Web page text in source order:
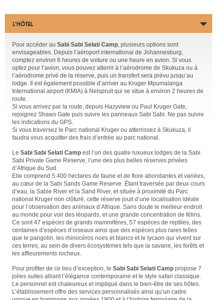
L’HÔTEL
Pour accéder au Sabi Sabi Selati Camp, plusieurs options sont
envisageables. Depuis l’aéroport international de Johannesburg,
comptez environ 6 heures de voiture ou une heure en avion. Si vous
optez pour l’avion, vous pouvez atterrir à l’aérodrome de Skukuza ou à
l’aérodrome privé de la réserve, puis un transfert sera prévu jusqu’au
lodge. Il est également possible d’arriver au Kruger Mpumalanga
International airport (KMIA) à Nelspruit qui se situe à environ 2 heures de
route.
Si vous arrivez par la route, depuis Hazyview ou Paul Kruger Gate,
rejoignez Shaws Gate puis suivre les panneaux Sabi Sabi. Ne pas suivre
les indications du GPS.
Si vous traversez le Parc national Kruger ou atterrissez à Skukuza, il
faudra vous acquitter des frais d’entrée au parc national.
Le Sabi Sabi Selati Camp est l’un des quatre luxueux lodges de la Sabi
Sabi Private Game Reserve, l’une des plus belles réserves privées
d’Afrique du Sud.
Elle comprend 5 400 hectares de faune et de flore abondantes et variées,
au cœur de la Sabi Sands Game Reserve. Étant traversée par deux cours
d’eau, la Sabie River et la Sand River, et située à proximité du Parc
national Kruger non clôturé, cette réserve jouit d’une localisation idéale
pour l’observation des animaux d’Afrique. Sans doute le meilleur endroit
au monde pour voir des léopards, et une grande concentration de félins.
Ce sont 47 espèces de grands mammifères, 57 espèces de reptiles, des
centaines d’espèces d’oiseaux ainsi que des espèces plus rares telles
que le pangolin, les rhinocéros noirs et blancs et le lycaon qui vivent sur
ces terres, au sein de divers écosystèmes tels que la savane, les forêts et
les affleurements rocheux.
Pour profiter de ce lieu d’exception, le Sabi Sabi Selati Camp propose 7
jolies suites alliant l’élégance contemporaine et le style safari classique.
Le personnel est chaleureux et impliqué dans le bien-être de ses hôtes.
L’établissement offre des services personnalisés ainsi qu’un cadre